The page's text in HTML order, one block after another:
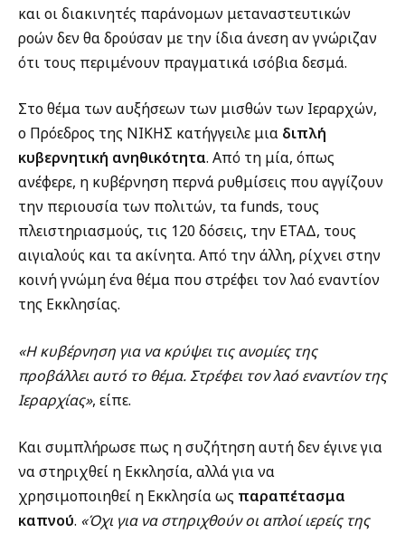
και οι διακινητές παράνομων μεταναστευτικών
ροών δεν θα δρούσαν με την ίδια άνεση αν γνώριζαν
ότι τους περιμένουν πραγματικά ισόβια δεσμά.
Στο θέμα των αυξήσεων των μισθών των Ιεραρχών,
ο Πρόεδρος της ΝΙΚΗΣ κατήγγειλε μια διπλή
κυβερνητική ανηθικότητα. Από τη μία, όπως
ανέφερε, η κυβέρνηση περνά ρυθμίσεις που αγγίζουν
την περιουσία των πολιτών, τα funds, τους
πλειστηριασμούς, τις 120 δόσεις, την ΕΤΑΔ, τους
αιγιαλούς και τα ακίνητα. Από την άλλη, ρίχνει στην
κοινή γνώμη ένα θέμα που στρέφει τον λαό εναντίον
της Εκκλησίας.
«Η κυβέρνηση για να κρύψει τις ανομίες της
προβάλλει αυτό το θέμα. Στρέφει τον λαό εναντίον της
Ιεραρχίας», είπε.
Και συμπλήρωσε πως η συζήτηση αυτή δεν έγινε για
να στηριχθεί η Εκκλησία, αλλά για να
χρησιμοποιηθεί η Εκκλησία ως παραπέτασμα
καπνού. «Όχι για να στηριχθούν οι απλοί ιερείς της